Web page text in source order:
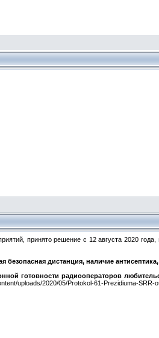
принято решение с 12 августа 2020 года,
дистанция, наличие антисептика,
готовности радиооператоров
uploads/2020/05/Protokol-61-Prezidiuma-SRR-